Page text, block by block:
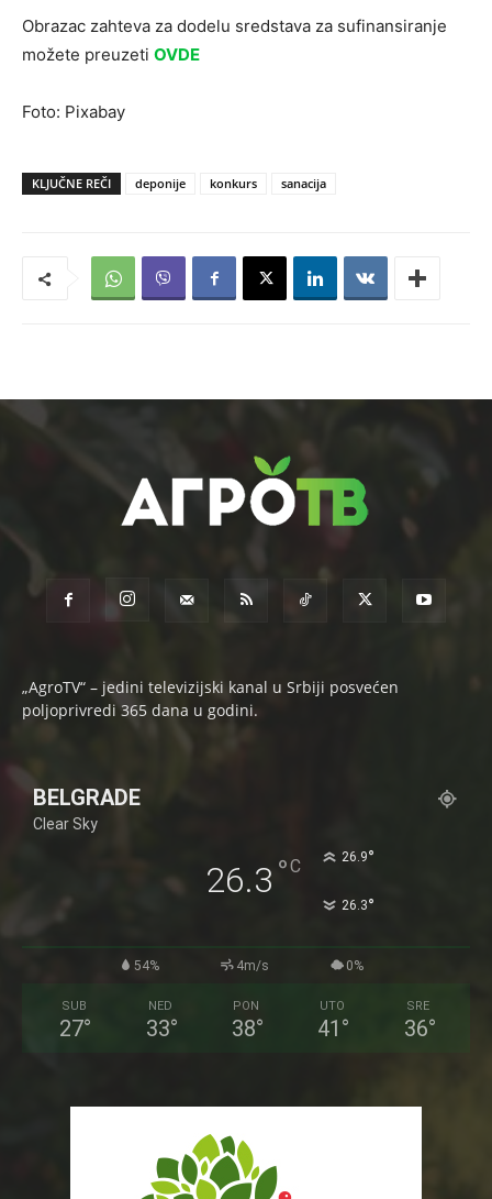
Obrazac zahteva za dodelu sredstava za sufinansiranje
možete preuzeti OVDE
Foto: Pixabay
KLJUČNE REČI deponije konkurs sanacija
„AgroTV“ – jedini televizijski kanal u Srbiji posvećen
poljoprivredi 365 dana u godini.
BELGRADE
Clear Sky
26.3 °C 26.9°
26.3°
54% 4m/s 0%
SUB
27°
NED
33°
PON
38°
UTO
41 °
SRE
36°